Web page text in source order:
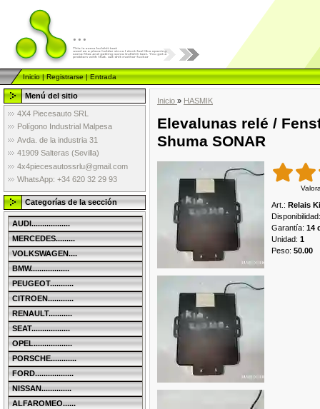
...
Inicio|Registrarse|Entrada
Menú del sitio
4X4 Piecesauto SRL
Polígono Industrial Malpesa
Avda. de la industria 31
41909 Salteras (Sevilla)
4x4piecesautossrlu@gmail.com
WhatsApp: +34 620 32 29 93
Categorías de la sección
AUDI..................
MERCEDES.........
VOLKSWAGEN....
BMW..................
PEUGEOT...........
CITROEN............
RENAULT...........
SEAT..................
OPEL..................
PORSCHE............
FORD..................
NISSAN..............
ALFAROMEO......
Inicio » HASMIK
Elevalunas relé /
Shuma SONAR
Art. : Relais
Disponibilidad:
Garantía: 14
Unidad: 1
Peso: 50.00